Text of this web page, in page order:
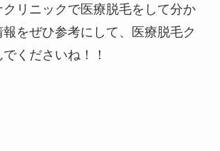
リニックで医療脱毛をして分か
をぜひ参考にして、医療脱毛ク
くださいね！！